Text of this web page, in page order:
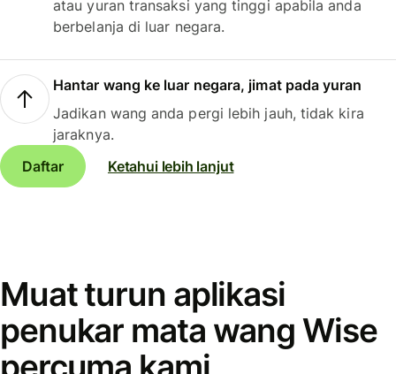
atau yuran transaksi yang tinggi apabila anda
berbelanja di luar negara.
Hantar wang ke luar negara, jimat pada yuran
Jadikan wang anda pergi lebih jauh, tidak kira
jaraknya.
Daftar
Ketahui lebih lanjut
Muat turun aplikasi
penukar mata wang Wise